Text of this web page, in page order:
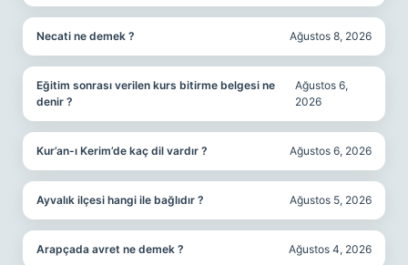
Necati ne demek ? Ağustos 8, 2026
Eğitim sonrası verilen kurs bitirme belgesi ne
denir ?
Ağustos 6,
2026
Kur’an-ı Kerim’de kaç dil vardır ? Ağustos 6, 2026
Ayvalık ilçesi hangi ile bağlıdır ? Ağustos 5, 2026
Arapçada avret ne demek ? Ağustos 4, 2026